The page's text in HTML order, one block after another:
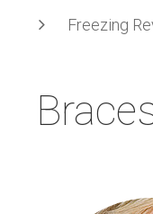
Freezing